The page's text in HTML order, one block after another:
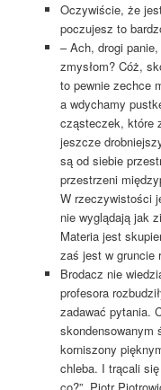
Oczywiście, że
poczujesz to
– Ach, drogi
zmysłom? Cóż,
to pewnie zechce
a wdychamy
cząsteczek, które
jeszcze
są od siebie
przestrzeni
W rzeczywistości
nie wyglądają jak
Materia jest
zaś jest w gruncie
Brodacz nie
profesora
zadawać pytania.
skondensowanym
korniszony
chleba. I trącali